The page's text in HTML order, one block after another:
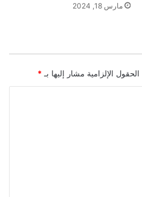
مارس 18, 2024
الحقول الإلزامية مشار إليها بـ *